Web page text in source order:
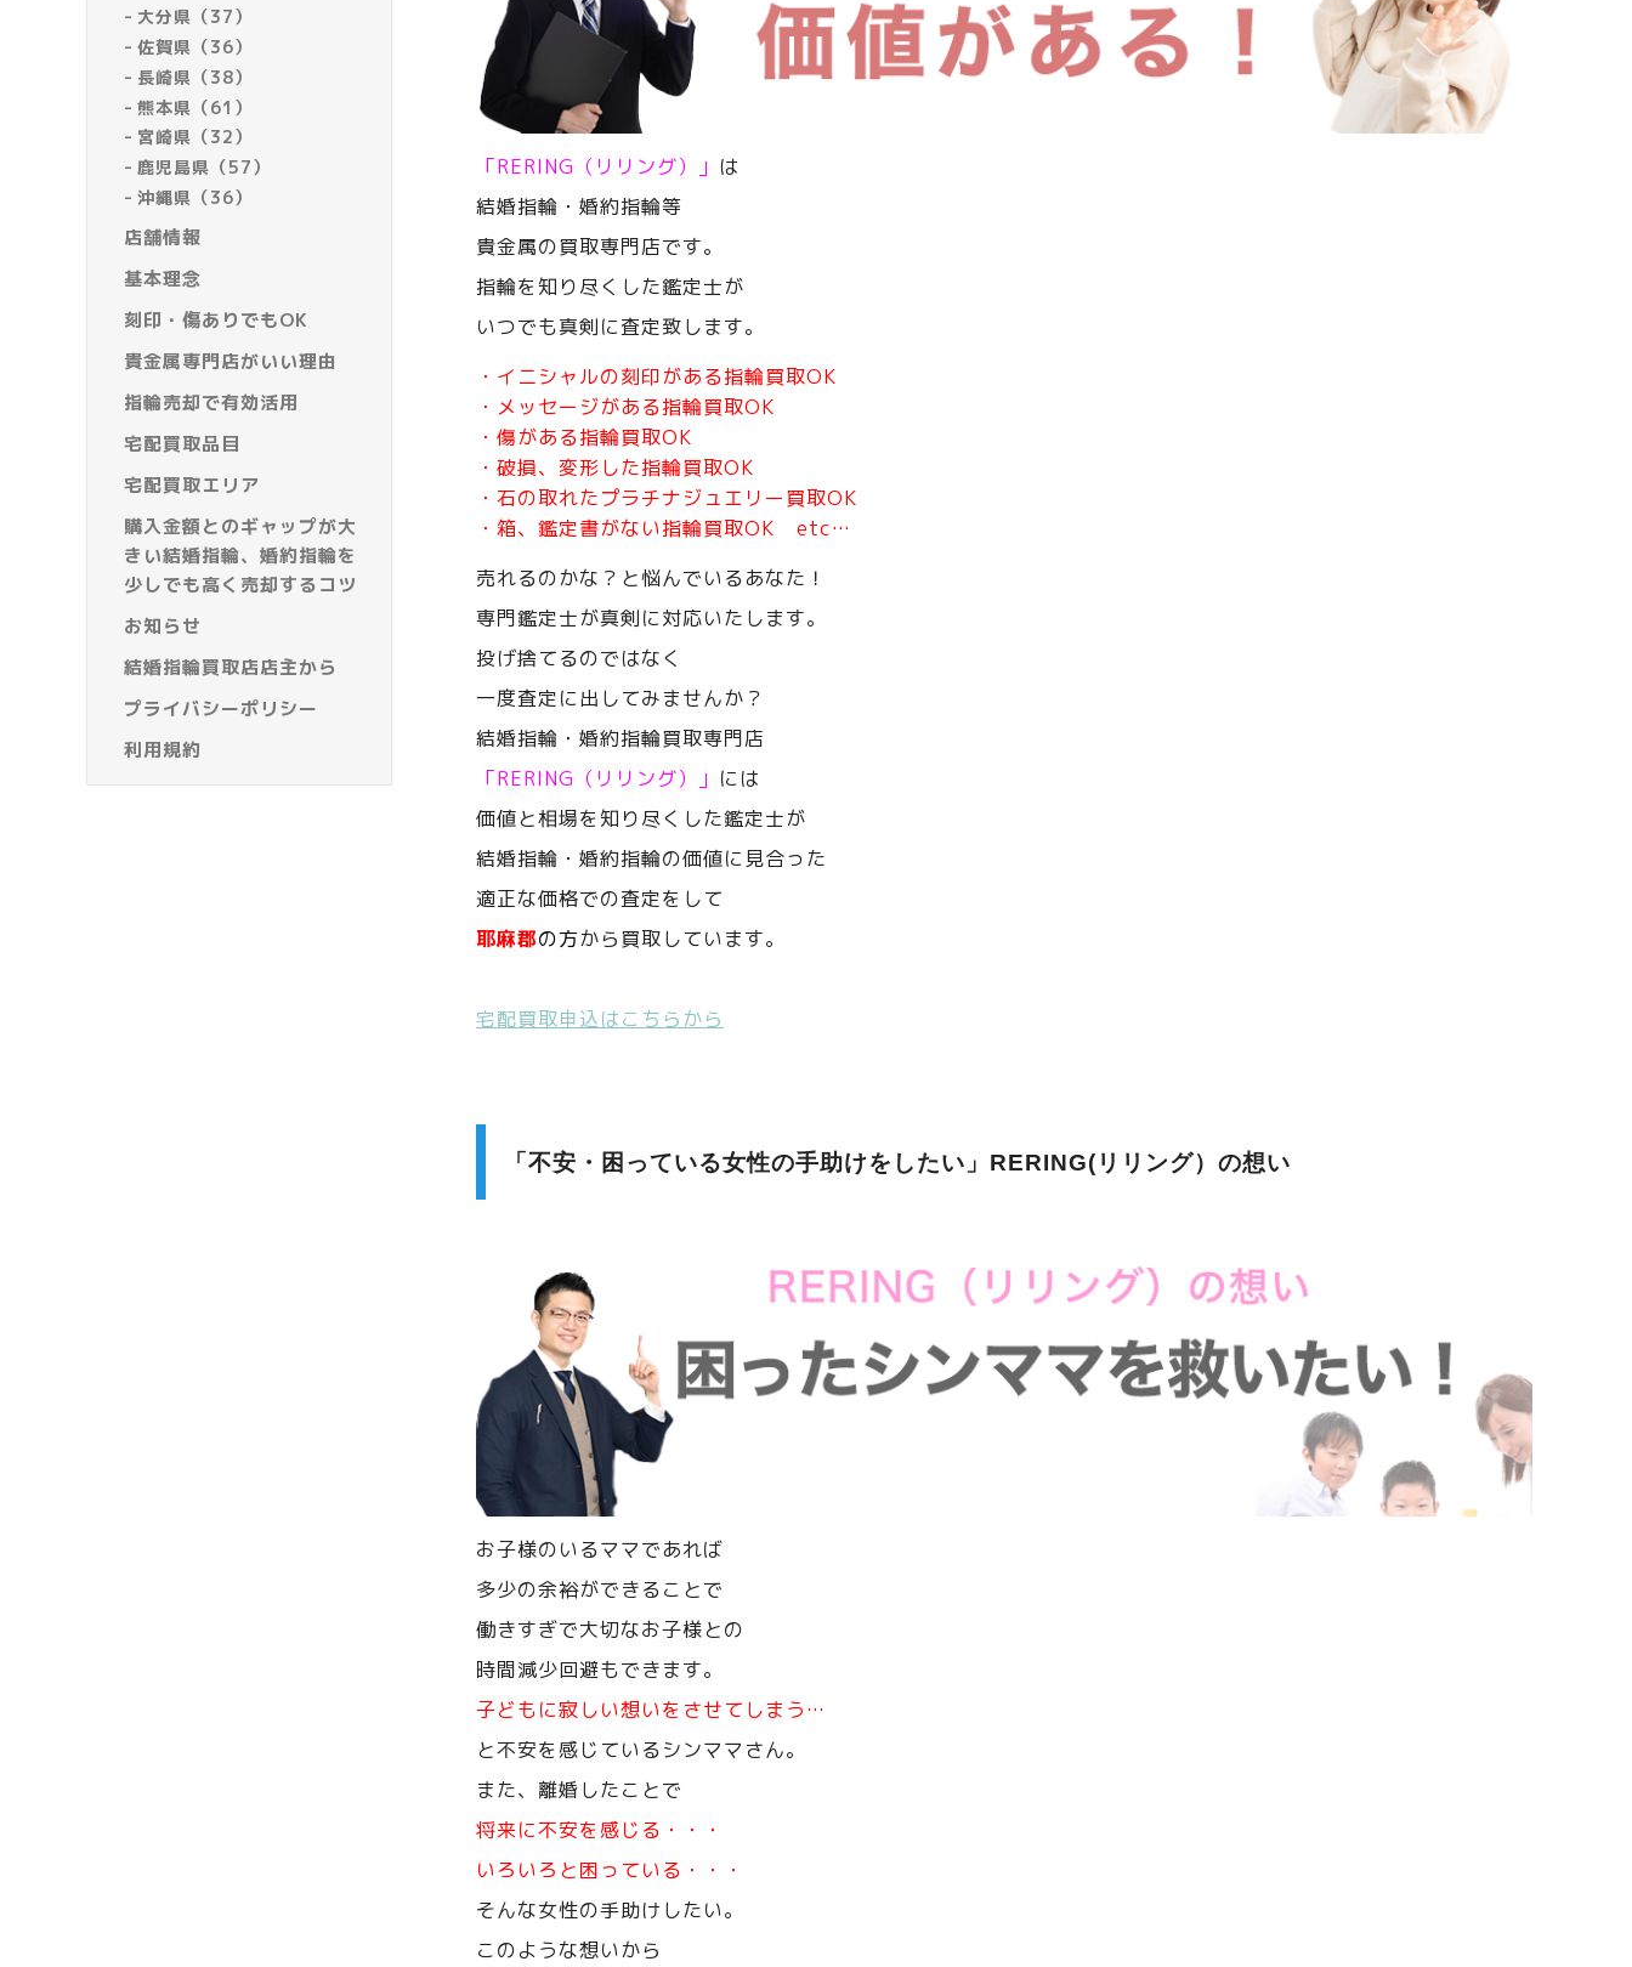
大分県（37）
佐賀県（36）
長崎県（38）
熊本県（61）
宮崎県（32）
鹿児島県（57）
沖縄県（36）
店舗情報
基本理念
刻印・傷ありでもOK
貴金属専門店がいい理由
指輪売却で有効活用
宅配買取品目
宅配買取エリア
購入金額とのギャップが大
きい結婚指輪、婚約指輪を
少しでも高く売却するコツ
お知らせ
結婚指輪買取店店主から
プライバシーポリシー
利用規約
「RERING（リリング）」 は
結婚指輪・婚約指輪等
貴金属の買取専門店です。
指輪を知り尽くした鑑定士が
いつでも真剣に査定致します。
・イニシャルの刻印がある指輪買取OK
・メッセージがある指輪買取OK
・傷がある指輪買取OK
・破損、変形した指輪買取OK
・石の取れたプラチナジュエリー買取OK
・箱、鑑定書がない指輪買取OK etc…
売れるのかな？と悩んでいるあなた！
専門鑑定士が真剣に対応いたします。
投げ捨てるのではなく
一度査定に出してみませんか？
結婚指輪・婚約指輪買取専門店
「RERING（リリング）」 には
価値と相場を知り尽くした鑑定士が
結婚指輪・婚約指輪の価値に見合った
適正な価格での査定をして
耶麻郡の方から買取しています。
宅配買取申込はこちらから
「不安・困っている女性の手助けをしたい」RERING(リリング）の想い
お子様のいるママであれば
多少の余裕ができることで
働きすぎで大切なお子様との
時間減少回避もできます。
子どもに寂しい想いをさせてしまう…
と不安を感じているシンママさん。
また、離婚したことで
将来に不安を感じる・・・
いろいろと困っている・・・
そんな女性の手助けしたい。
このような想いから